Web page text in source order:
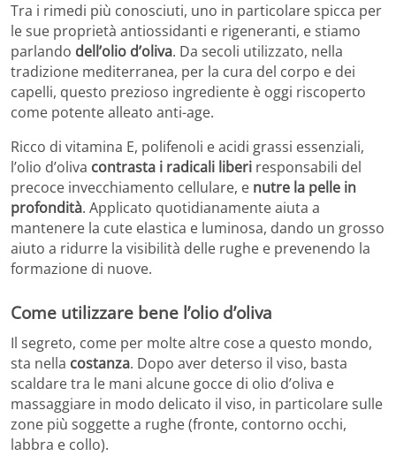
Tra i rimedi più conosciuti, uno in particolare spicca per
le sue proprietà antiossidanti e rigeneranti, e stiamo
parlando dell’olio d’oliva. Da secoli utilizzato, nella
tradizione mediterranea, per la cura del corpo e dei
capelli, questo prezioso ingrediente è oggi riscoperto
come potente alleato anti-age.
Ricco di vitamina E, polifenoli e acidi grassi essenziali,
l’olio d’oliva contrasta i radicali liberi responsabili del
precoce invecchiamento cellulare, e nutre la pelle in
profondità. Applicato quotidianamente aiuta a
mantenere la cute elastica e luminosa, dando un grosso
aiuto a ridurre la visibilità delle rughe e prevenendo la
formazione di nuove.
Come utilizzare bene l’olio d’oliva
Il segreto, come per molte altre cose a questo mondo,
sta nella costanza. Dopo aver deterso il viso, basta
scaldare tra le mani alcune gocce di olio d’oliva e
massaggiare in modo delicato il viso, in particolare sulle
zone più soggette a rughe (fronte, contorno occhi,
labbra e collo).